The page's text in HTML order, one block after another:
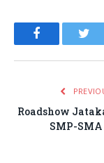
Facebook
Roadshow
SMP-